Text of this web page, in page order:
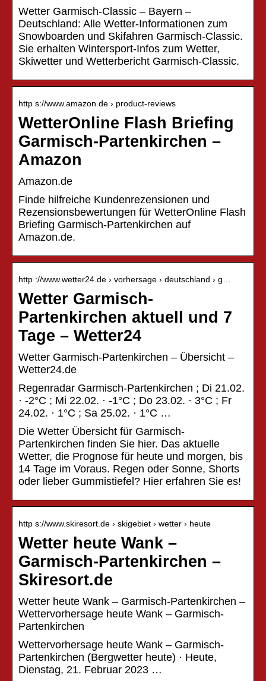
Wetter Garmisch-Classic – Bayern –
Deutschland: Alle Wetter-Informationen zum
Snowboarden und Skifahren Garmisch-Classic.
Sie erhalten Wintersport-Infos zum Wetter,
Skiwetter und Wetterbericht Garmisch-Classic.
http s://www.amazon.de › product-reviews
WetterOnline Flash Briefing
Garmisch-Partenkirchen –
Amazon
Amazon.de
Finde hilfreiche Kundenrezensionen und
Rezensionsbewertungen für WetterOnline Flash
Briefing Garmisch-Partenkirchen auf
Amazon.de.
http ://www.wetter24.de › vorhersage › deutschland › g…
Wetter Garmisch-
Partenkirchen aktuell und 7
Tage – Wetter24
Wetter Garmisch-Partenkirchen – Übersicht –
Wetter24.de
Regenradar Garmisch-Partenkirchen ; Di 21.02.
· -2°C ; Mi 22.02. · -1°C ; Do 23.02. · 3°C ; Fr
24.02. · 1°C ; Sa 25.02. · 1°C …
Die Wetter Übersicht für Garmisch-
Partenkirchen finden Sie hier. Das aktuelle
Wetter, die Prognose für heute und morgen, bis
14 Tage im Voraus. Regen oder Sonne, Shorts
oder lieber Gummistiefel? Hier erfahren Sie es!
http s://www.skiresort.de › skigebiet › wetter › heute
Wetter heute Wank –
Garmisch-Partenkirchen –
Skiresort.de
Wetter heute Wank – Garmisch-Partenkirchen –
Wettervorhersage heute Wank – Garmisch-
Partenkirchen
Wettervorhersage heute Wank – Garmisch-
Partenkirchen (Bergwetter heute) · Heute,
Dienstag, 21. Februar 2023 …